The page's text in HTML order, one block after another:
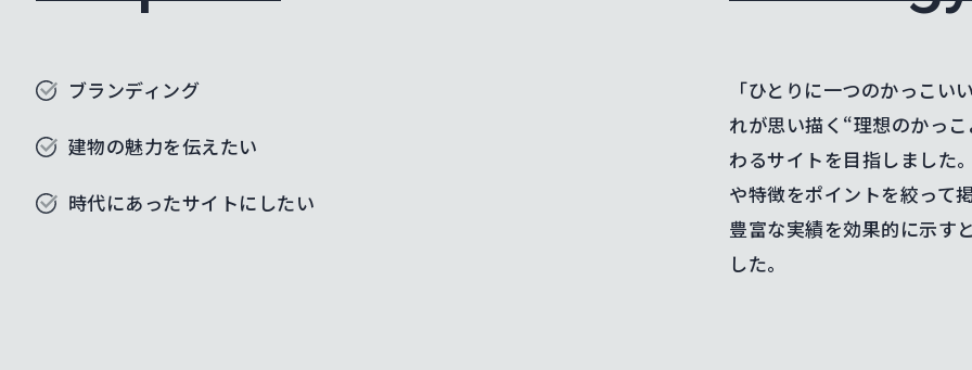
ブランディング
建物の魅力を伝えたい
時代にあったサイトにしたい
「ひとりに一つのかっこ
れが思い描く“理想のかっ
わるサイトを目指しました
や特徴をポイントを絞って
豊富な実績を効果的に示す
した。